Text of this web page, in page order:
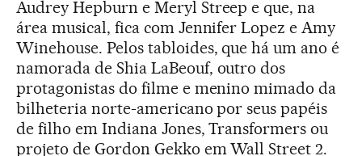
Audrey Hepburn e Meryl Streep e que, na
área musical, fica com Jennifer Lopez e Amy
Winehouse. Pelos tabloides, que há um ano é
namorada de Shia LaBeouf, outro dos
protagonistas do filme e menino mimado da
bilheteria norte-americano por seus papéis
de filho em Indiana Jones, Transformers ou
projeto de Gordon Gekko em Wall Street 2.